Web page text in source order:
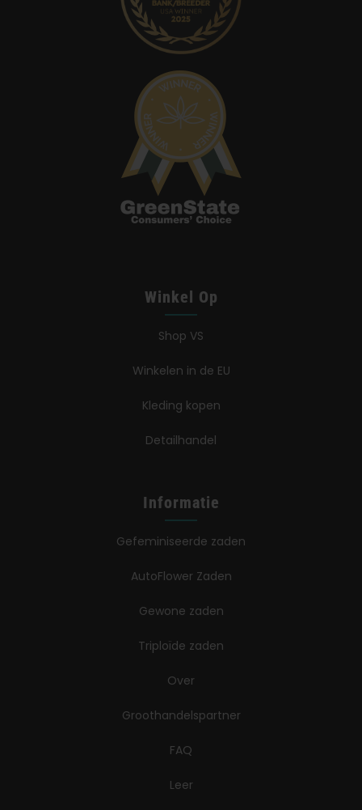
Winkel Op
Shop VS
Winkelen in de EU
Kleding kopen
Detailhandel
Informatie
Gefeminiseerde zaden
AutoFlower Zaden
Gewone zaden
Triploïde zaden
Over
Groothandelspartner
FAQ
Leer